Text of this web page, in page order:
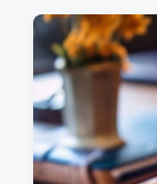
t
d
a
t
e